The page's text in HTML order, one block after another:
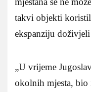
takvi objekti
ekspanziju
„U vrijeme
okolnih mjesta,